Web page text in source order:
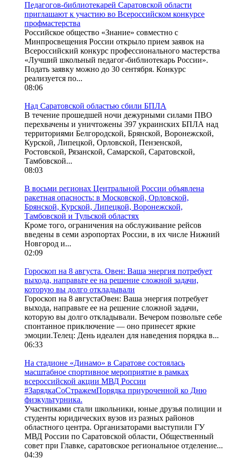
Педагогов-библиотекарей Саратовской области
приглашают к участию во Всероссийском конкурсе
профмастерства
Российское общество «Знание» совместно с
Минпросвещения России открыло прием заявок на
Всероссийский конкурс профессионального мастерства
«Лучший школьный педагог-библиотекарь России».
Подать заявку можно до 30 сентября. Конкурс
реализуется по...
08:06
Над Саратовской областью сбили БПЛА
В течение прошедшей ночи дежурными силами ПВО
перехвачены и уничтожены 397 украинских БПЛА над
территориями Белгородской, Брянской, Воронежской,
Курской, Липецкой, Орловской, Пензенской,
Ростовской, Рязанской, Самарской, Саратовской,
Тамбовской...
08:03
В восьми регионах Центральной России объявлена
ракетная опасность: в Московской, Орловской,
Брянской, Курской, Липецкой, Воронежской,
Тамбовской и Тульской областях
Кроме того, ограничения на обслуживание рейсов
введены в семи аэропортах России, в их числе Нижний
Новгород и...
02:09
Гороскоп на 8 августа. Овен: Ваша энергия потребует
выхода, направьте ее на решение сложной задачи,
которую вы долго откладывали
Гороскоп на 8 августаОвен: Ваша энергия потребует
выхода, направьте ее на решение сложной задачи,
которую вы долго откладывали. Вечером позвольте себе
спонтанное приключение — оно принесет яркие
эмоции.Телец: День идеален для наведения порядка в...
06:33
На стадионе «Динамо» в Саратове состоялась
масштабное спортивное мероприятие в рамках
всероссийской акции МВД России
#ЗарядкаСоСтражемПорядка приуроченной ко Дню
физкультурника.
Участниками стали школьники, юные друзья полиции и
студенты юридических вузов из разных районов
областного центра. Организаторами выступили ГУ
МВД России по Саратовской области, Общественный
совет при Главке, саратовское региональное отделение...
04:39